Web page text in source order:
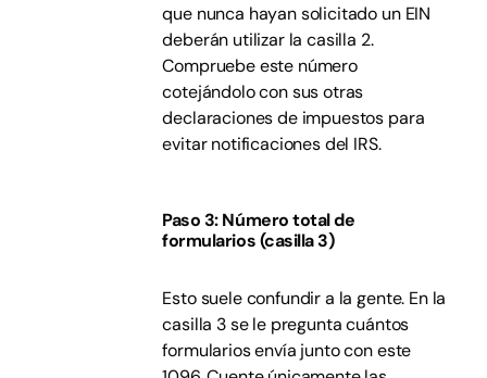
que nunca hayan solicitado un EIN
deberán utilizar la casilla 2.
Compruebe este número
cotejándolo con sus otras
declaraciones de impuestos para
evitar notificaciones del IRS.
Paso 3: Número total de
formularios (casilla 3)
Esto suele confundir a la gente. En la
casilla 3 se le pregunta cuántos
formularios envía junto con este